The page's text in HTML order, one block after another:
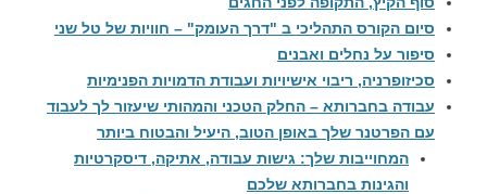
סיום הקורס התהליכי ב "דרך העומק" – חוויות של טל שני
סיפור על נחלים ואבנים
סכיזופרניה, ריבוי אישיויות ועבודת הדמויות הפנימיות
עבודה בחברותא – החלק הטכני והמהותי שיעזור לך לעבוד
עם הפרטנר שלך באופן הטוב, היעיל והבטוח ביותר
המחוייבות שלך: גישות עבודה, אתיקה, דיסקרטיות
והגינות בחברותא שלכם